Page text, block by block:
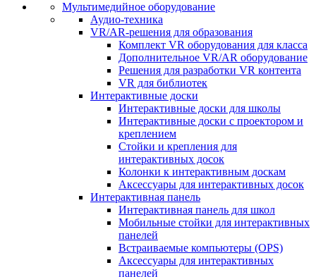
Мультимедийное оборудование
Аудио-техника
VR/AR-решения для образования
Комплект VR оборудования для класса
Дополнительное VR/AR оборудование
Решения для разработки VR контента
VR для библиотек
Интерактивные доски
Интерактивные доски для школы
Интерактивные доски с проектором и
креплением
Стойки и крепления для
интерактивных досок
Колонки к интерактивным доскам
Аксессуары для интерактивных досок
Интерактивная панель
Интерактивная панель для школ
Мобильные стойки для интерактивных
панелей
Встраиваемые компьютеры (OPS)
Аксессуары для интерактивных
панелей